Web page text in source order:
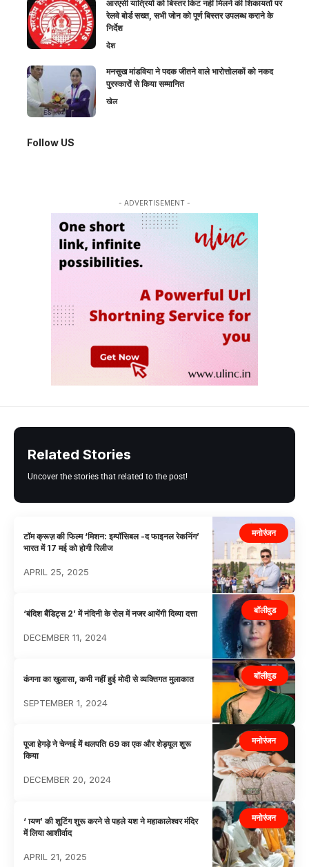
आरएसी यात्रियों को बिस्तर किट नहीं मिलने की शिकायतों पर
रेलवे बोर्ड सख्त, सभी जोन को पूर्ण बिस्तर उपलब्ध कराने के
निर्देश
देश
मनसुख मांडविया ने पदक जीतने वाले भारोत्तोलकों को नकद
पुरस्कारों से किया सम्मानित
खेल
Follow US
- ADVERTISEMENT -
Related Stories
Uncover the stories that related to the post!
मनोरंजन
टॉम क्रूज़ की फिल्म ‘मिशन: इम्पॉसिबल -द फाइनल रेकनिंग’
भारत में 17 मई को होगी रिलीज
APRIL 25, 2025
बॉलीवुड
‘बंदिश बैंडिट्स 2’ में नंदिनी के रोल में नजर आयेंगी दिव्या दत्ता
DECEMBER 11, 2024
बॉलीवुड
कंगना का खुलासा, कभी नहीं हुई मोदी से व्यक्तिगत मुलाकात
SEPTEMBER 1, 2024
मनोरंजन
पूजा हेगड़े ने चेन्नई में थलपति 69 का एक और शेड्यूल शुरू
किया
DECEMBER 20, 2024
मनोरंजन
‘ ायण’ की शूटिंग शुरू करने से पहले यश ने महाकालेश्वर मंदिर
में लिया आशीर्वाद
APRIL 21, 2025